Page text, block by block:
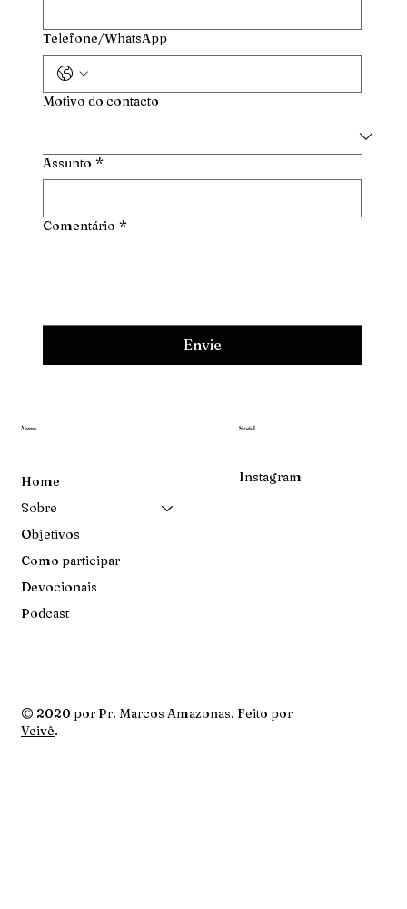
Menu
Home
Sobre
Objetivos
Como participar
Devocionais
Podcast
Social
Instagram
Telefone/WhatsApp
Motivo do contacto
Assunto *
Comentário *
Envie
© 2020 por Pr. Marcos Amazonas. Feito por
Veivê.